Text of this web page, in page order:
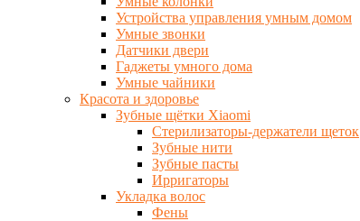
Устройства управления умным домом
Умные звонки
Датчики двери
Гаджеты умного дома
Умные чайники
Красота и здоровье
Зубные щётки Xiaomi
Стерилизаторы-держатели щеток
Зубные нити
Зубные пасты
Ирригаторы
Укладка волос
Фены